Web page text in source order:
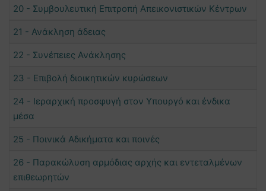
20 - Συμβουλευτική Επιτροπή Απεικονιστικών Κέντρων
21 - Ανάκληση άδειας
22 - Συνέπειες Ανάκλησης
23 - Επιβολή διοικητικών κυρώσεων
24 - Ιεραρχική προσφυγή στον Υπουργό και ένδικα
μέσα
25 - Ποινικά Αδικήματα και ποινές
26 - Παρακώλυση αρμόδιας αρχής και εντεταλμένων
επιθεωρητών